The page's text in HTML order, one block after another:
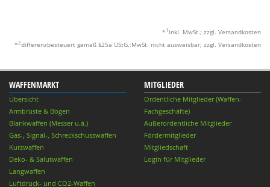
* 1 inkl. MwSt.; zzgl. Versandkosten
*2differenzbesteuert gemäß §25a UStG.;MwSt. nicht ausweisbar; zzgl. Versandkosten
WAFFENMARKT
Übersicht
Armbrüste & Bögen
Blankwaffen (Messer u.ä.)
Gas-, Signal-, Schreckschusswaffen
Kurzwaffen
Deko- & Salutwaffen
Langwaffen
Luftdruck- und CO2-Waffen
MITGLIEDER
Ordentliche Mitglieder (Waffen-
Fachgeschäfte)
Außerordentliche Mitglieder
Fördermitglieder
Mitgliedschaft
Login für Mitglieder